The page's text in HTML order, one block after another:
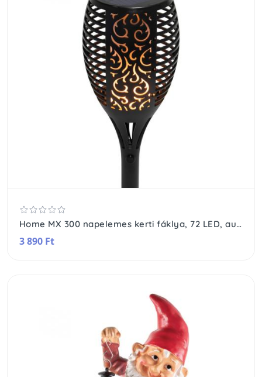
Home MX 300 napelemes kerti fáklya, 72 LED, automatikus, napelem és töltő, időjárásálló
3 890 Ft